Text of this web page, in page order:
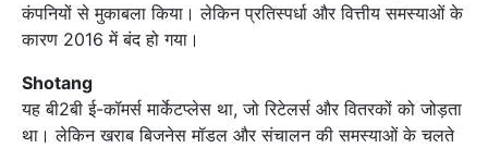
कंपनियों से मुकाबला किया। लेकिन प्रतिस्पर्धा और वित्तीय समस्याओं के
कारण 2016 में बंद हो गया।
Shotang
यह बी2बी ई-कॉमर्स मार्केटप्लेस था, जो रिटेलर्स और वितरकों को जोड़ता
था। लेकिन खराब बिजनेस मॉडल और संचालन की समस्याओं के चलते